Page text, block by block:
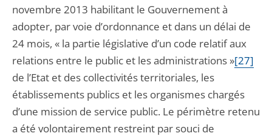
novembre 2013 habilitant le Gouvernement à
adopter, par voie d’ordonnance et dans un délai de
24 mois, « la partie législative d’un code relatif aux
relations entre le public et les administrations »[27]
de l’Etat et des collectivités territoriales, les
établissements publics et les organismes chargés
d’une mission de service public. Le périmètre retenu
a été volontairement restreint par souci de